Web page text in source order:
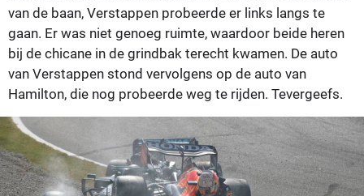
van de baan, Verstappen probeerde er links langs te
gaan. Er was niet genoeg ruimte, waardoor beide heren
bij de chicane in de grindbak terecht kwamen. De auto
van Verstappen stond vervolgens op de auto van
Hamilton, die nog probeerde weg te rijden. Tevergeefs.